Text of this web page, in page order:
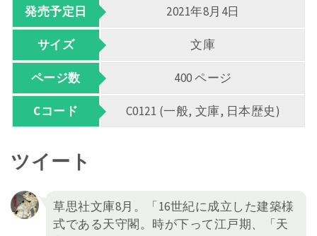
発売予定日 2021年8月4日
サイズ 文庫
ページ数 400 ページ
Cコード C0121 (一般, 文庫, 日本歴史)
ツイート
草思社文庫8月。「16世紀に成立した建築様
式である天守閣。時が下って江戸期、「天